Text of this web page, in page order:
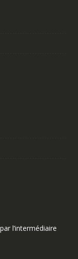
l’intermédiaire